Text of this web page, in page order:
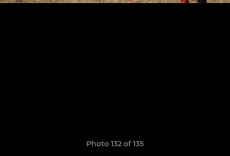
Photo 132 of 135